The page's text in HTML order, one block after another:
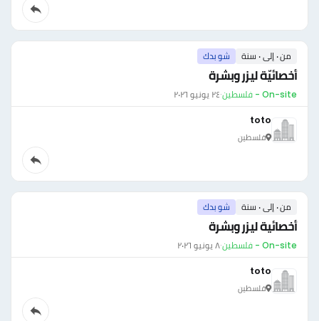
من ٠ إلى ٠ سنة شو بدك
أخصائيّة ليزر وبشرة
On-site - فلسطين ·٢٤ يونيو ٢٠٢٦
toto
فلسطين
من ٠ إلى ٠ سنة شو بدك
أخصائية ليزر وبشرة
On-site - فلسطين ·٨ يونيو ٢٠٢٦
toto
فلسطين